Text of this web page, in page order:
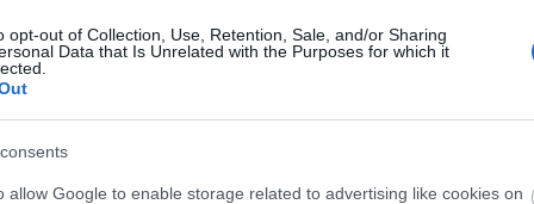
opt-out of Collection, Use, Retention, Sale, and/or Sharing
Data that Is Unrelated with the Purposes for which it
allow Google to enable storage related to advertising like cookies on
vagy. Mit értesz ezalatt?
mi a férjemmel a tánchoz igazodva élünk. A
szereztem barátokat.
nagy érdeklődéssel fordultál a női
Ez honnan ered?